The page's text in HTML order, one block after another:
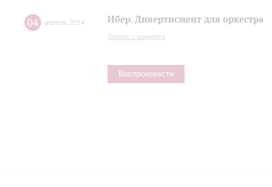
04 апреля 2014 Ибер. Дивертисмент для оркестра
Запись с концерта
Воспроизвести